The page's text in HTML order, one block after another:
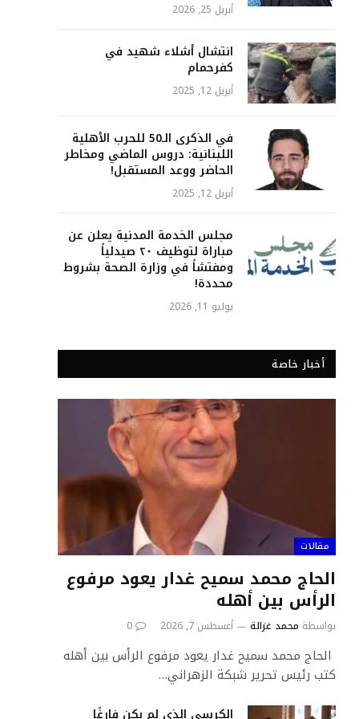
أبريل 25, 2026
انتشال أشلاء شهيد في
كفرحمام
أبريل 12, 2025
في الذكرى الـ50 للحرب الأهلية
اللبنانية: دروس الماضي ومخاطر
الحاضر ووعد المستقبل!
أبريل 12, 2025
مجلس الخدمة المدنية يعلن عن
مباراة لتوظيف ٢٠ صيدلياً
ومفتشاً في وزارة الصحة بشروط
محددة!
يوليو 11, 2026
أخبار خاصة
مقالات
الحاج محمد سميح غدار يعود مرفوع
الرأس بين أهله
بواسطة محمد غزالة أغسطس 7, 2026 0
الحاج محمد سميح غدار يعود مرفوع الرأس بين أهله
كتب رئيس تحرير شبكة الزهراني…